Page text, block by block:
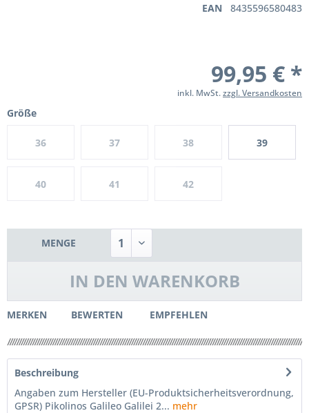
EAN
8435596580483
99,95 € *
inkl. MwSt.zzgl. Versandkosten
Größe
36 37 38 39
40 41 42
MENGE
IN DEN WARENKORB
MERKEN BEWERTEN EMPFEHLEN
Beschreibung
Angaben zum Hersteller (EU-Produktsicherheitsverordnung,
GPSR) Pikolinos Galileo Galilei 2... mehr